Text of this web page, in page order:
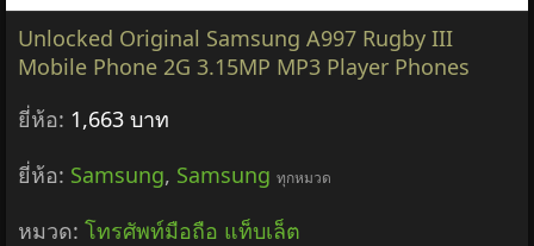
Unlocked Original Samsung A997 Rugby III
Mobile Phone 2G 3.15MP MP3 Player Phones
ยี่ห้อ: 1,663 บาท
ยี่ห้อ: Samsung, Samsung ทุกหมวด
หมวด: โทรศัพท์มือถือ แท็บเล็ต